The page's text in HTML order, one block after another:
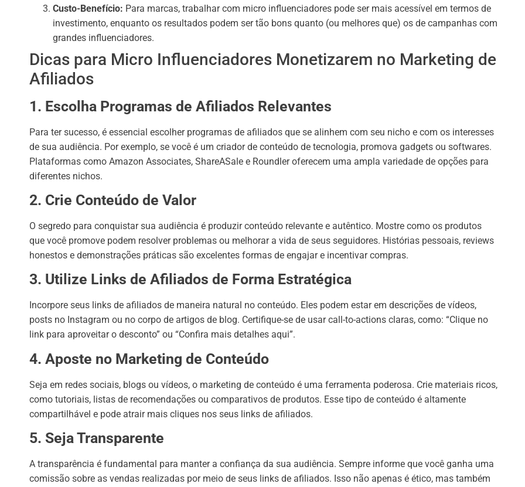
Custo-Benefício: Para marcas, trabalhar com micro influenciadores pode ser mais acessível em termos de
investimento, enquanto os resultados podem ser tão bons quanto (ou melhores que) os de campanhas com
grandes influenciadores.
Dicas para Micro Influenciadores Monetizarem no Marketing de
Afiliados
1. Escolha Programas de Afiliados Relevantes
Para ter sucesso, é essencial escolher programas de afiliados que se alinhem com seu nicho e com os interesses
de sua audiência. Por exemplo, se você é um criador de conteúdo de tecnologia, promova gadgets ou softwares.
Plataformas como Amazon Associates, ShareASale e Roundler oferecem uma ampla variedade de opções para
diferentes nichos.
2. Crie Conteúdo de Valor
O segredo para conquistar sua audiência é produzir conteúdo relevante e autêntico. Mostre como os produtos
que você promove podem resolver problemas ou melhorar a vida de seus seguidores. Histórias pessoais, reviews
honestos e demonstrações práticas são excelentes formas de engajar e incentivar compras.
3. Utilize Links de Afiliados de Forma Estratégica
Incorpore seus links de afiliados de maneira natural no conteúdo. Eles podem estar em descrições de vídeos,
posts no Instagram ou no corpo de artigos de blog. Certifique-se de usar call-to-actions claras, como: “Clique no
link para aproveitar o desconto” ou “Confira mais detalhes aqui”.
4. Aposte no Marketing de Conteúdo
Seja em redes sociais, blogs ou vídeos, o marketing de conteúdo é uma ferramenta poderosa. Crie materiais ricos,
como tutoriais, listas de recomendações ou comparativos de produtos. Esse tipo de conteúdo é altamente
compartilhável e pode atrair mais cliques nos seus links de afiliados.
5. Seja Transparente
A transparência é fundamental para manter a confiança da sua audiência. Sempre informe que você ganha uma
comissão sobre as vendas realizadas por meio de seus links de afiliados. Isso não apenas é ético, mas também